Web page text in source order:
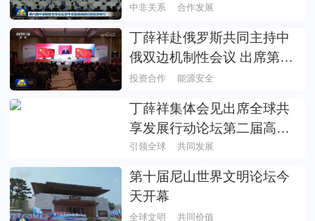
中非关系 合作发展
丁薛祥赴俄罗斯共同主持中
俄双边机制性会议 出席第六
届中俄能源商务论坛开幕式
投资合作 能源安全
丁薛祥集体会见出席全球共
享发展行动论坛第二届高级
别会议外方代表
引领全球 共同发展
第十届尼山世界文明论坛今
天开幕
全球文明 共同价值